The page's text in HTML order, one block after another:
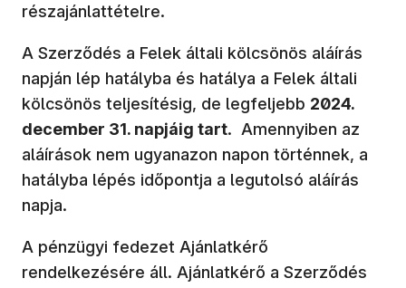
részajánlattételre.
A Szerződés a Felek általi kölcsönös aláírás
napján lép hatályba és hatálya a Felek általi
kölcsönös teljesítésig, de legfeljebb 2024.
december 31. napjáig tart. Amennyiben az
aláírások nem ugyanazon napon történnek, a
hatályba lépés időpontja a legutolsó aláírás
napja.
A pénzügyi fedezet Ajánlatkérő
rendelkezésére áll. Ajánlatkérő a Szerződés